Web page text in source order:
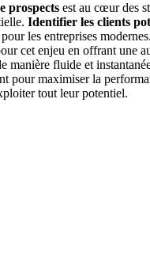
prospects est au cœur des
Identifier les clients
les entreprises
cet enjeu en offrant une
manière fluide et
pour maximiser la
tout leur potentiel.